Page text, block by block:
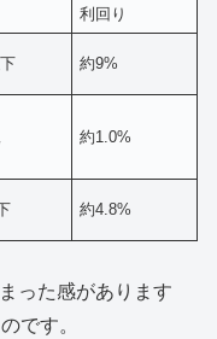
利回り
約9%
約1.0%
約4.8%
った感があります
です。